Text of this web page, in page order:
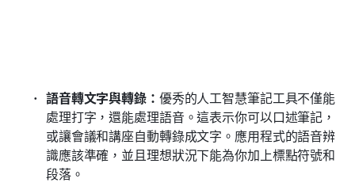
語音轉文字與轉錄： 優秀的人工智慧筆記工具不僅能
處理打字，還能處理語音。這表示你可以口述筆記，
或讓會議和講座自動轉錄成文字。應用程式的語音辨
識應該準確，並且理想狀況下能為你加上標點符號和
段落。